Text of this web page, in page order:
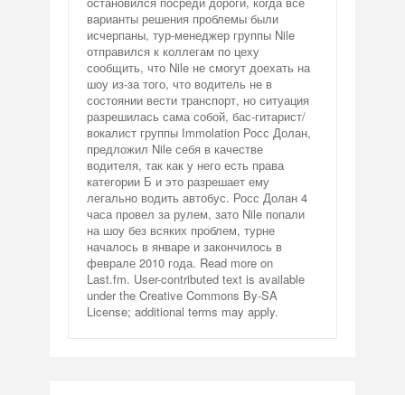
варианты решения проблемы были
исчерпаны, тур-менеджер группы Nile
отправился к коллегам по цеху
сообщить, что Nile не смогут доехать на
шоу из-за того, что водитель не в
состоянии вести транспорт, но ситуация
разрешилась сама собой, бас-гитарист/
вокалист группы Immolation Росс Долан,
предложил Nile себя в качестве
водителя, так как у него есть права
категории Б и это разрешает ему
легально водить автобус. Росс Долан 4
часа провел за рулем, зато Nile попали
на шоу без всяких проблем, турне
началось в январе и закончилось в
феврале 2010 года. Read more on
Last.fm. User-contributed text is available
under the Creative Commons By-SA
License; additional terms may apply.